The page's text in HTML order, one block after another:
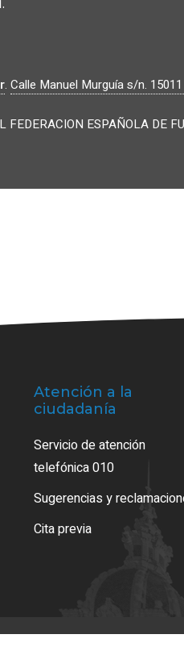
. Calle Manuel Murguía s/n. 15011
FEDERACION ESPAÑOLA DE
Atención a la
ciudadanía
Servicio de atención
telefónica 010
Sugerencias y
Cita previa